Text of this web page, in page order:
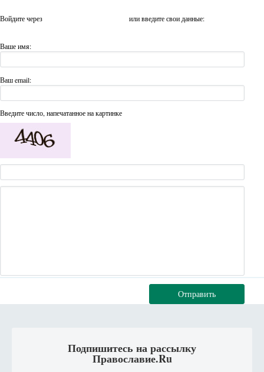
Войдите через или введите свои данные:
Ваше имя:
Ваш email:
Введите число, напечатанное на картинке
Отправить
Подпишитесь на рассылку
Православие.Ru